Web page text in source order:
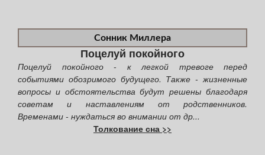
Сонник Миллера
Поцелуй покойного
Поцелуй покойного - к легкой тревоге перед
событиями обозримого будущего. Также - жизненные
вопросы и обстоятельства будут решены благодаря
советам и наставлениям от родственников.
Временами - нуждаться во внимании от др...
Толкование сна >>